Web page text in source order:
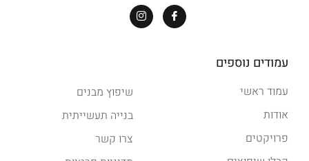
עמודים נוספים
עמוד ראשי
אודות
פרויקטים
שיפוץ מבנים
בנייה תעשייתית
צרו קשר